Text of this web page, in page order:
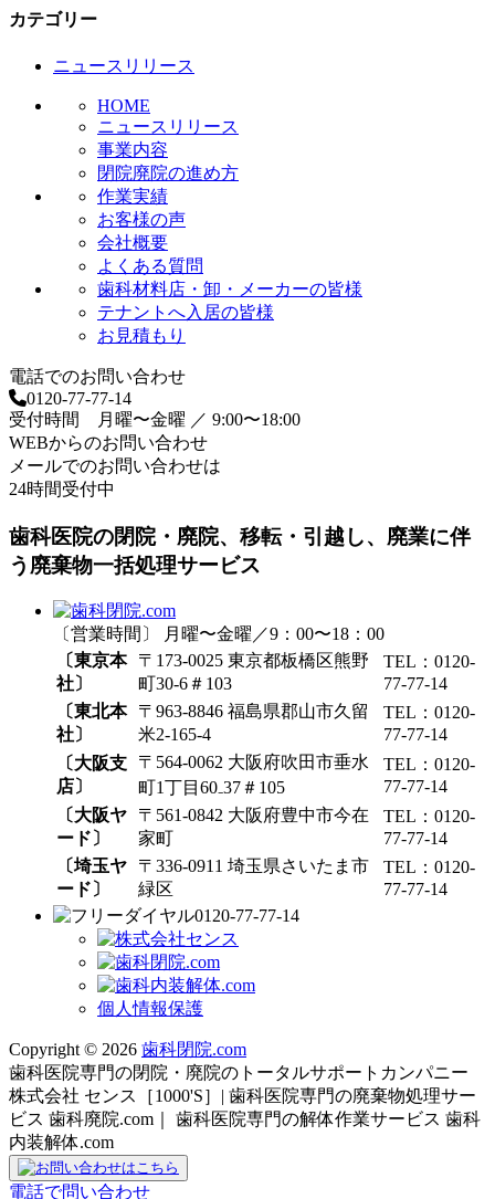
ョ
カテゴリー
ニュースリリース
HOME
ニュースリリース
事業内容
閉院廃院の進め方
作業実績
お客様の声
会社概要
よくある質問
歯科材料店・卸・メーカーの皆様
テナントへ入居の皆様
お見積もり
電話でのお問い合わせ
0120-77-77-14
受付時間 月曜〜金曜 ／ 9:00〜18:00
WEBからのお問い合わせ
メールでのお問い合わせは
24時間受付中
歯科医院の閉院・廃院、移転・引越し、廃業に伴
う廃棄物一括処理サービス
〔営業時間〕 月曜〜金曜／9：00〜18：00
〔東京本
社〕
〒173-0025 東京都板橋区熊野
町30-6＃103
TEL：0120-
77-77-14
〔東北本
社〕
〒963-8846 福島県郡山市久留
米2-165-4
TEL：0120-
77-77-14
〔大阪支
店〕
〒564-0062 大阪府吹田市垂水
町1丁目60₋37＃105
TEL：0120-
77-77-14
〔大阪ヤ
ード〕
〒561-0842 大阪府豊中市今在
家町
TEL：0120-
77-77-14
〔埼玉ヤ
ード〕
〒336-0911 埼玉県さいたま市
緑区
TEL：0120-
77-77-14
0120-77-77-14
個人情報保護
Copyright © 2026 歯科閉院.com
歯科医院専門の閉院・廃院のトータルサポートカンパニー
株式会社 センス［1000'S］| 歯科医院専門の廃棄物処理サー
ビス 歯科廃院.com｜ 歯科医院専門の解体作業サービス 歯科
内装解体.com
電話で問い合わせ